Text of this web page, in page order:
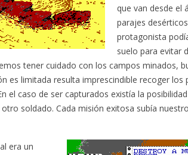
que van desde el
parajes
protagonista
suelo para evitar
tener cuidado con los campos minados,
es limitada resulta imprescindible recoger los
el caso de ser capturados existía la
soldado. Cada misión exitosa subía
era un